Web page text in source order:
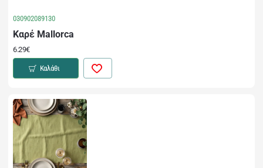
030902089130
Καρέ Mallorca
6.29€
Καλάθι